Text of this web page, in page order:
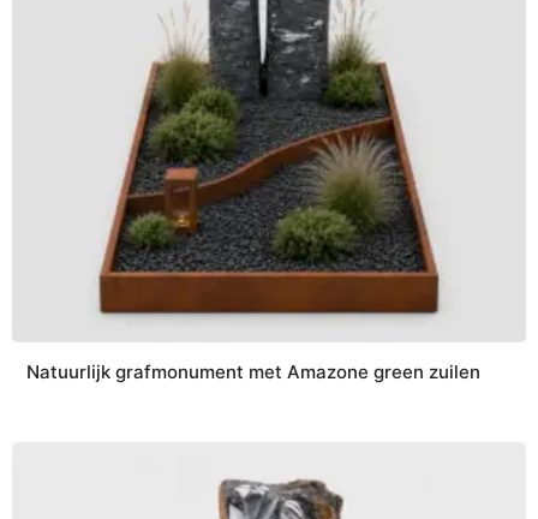
Natuurlijk grafmonument met Amazone green zuilen